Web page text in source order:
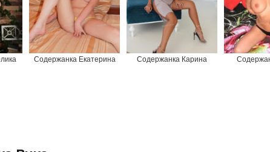
Содержанка Екатерина Содержанка Карина